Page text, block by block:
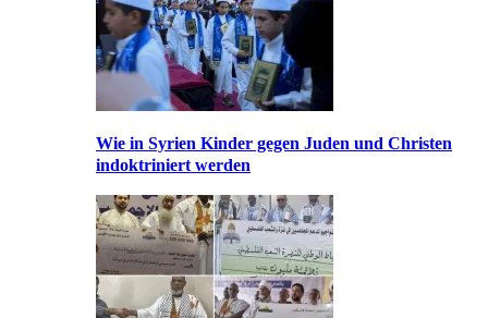
Wie in Syrien Kinder gegen Juden und Christen
indoktriniert werden